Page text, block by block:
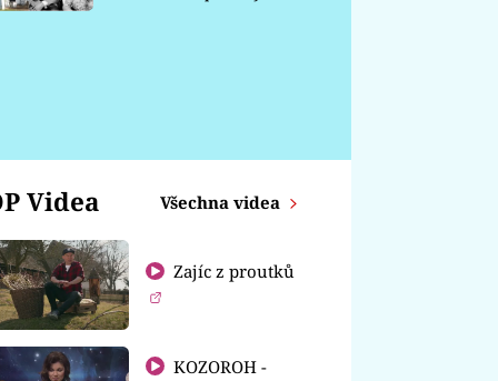
Videa Všechna videa
Zajíc z proutků
KOZOROH -